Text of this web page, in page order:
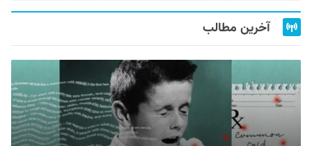
آخرین مطالب